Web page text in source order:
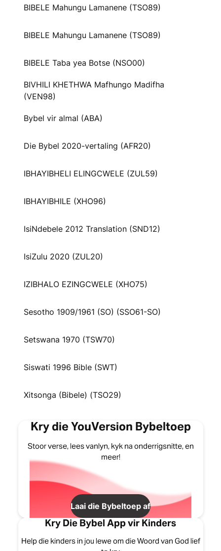
BIBELE Mahungu Lamanene (TSO89)
BIBELE Mahungu Lamanene (TSO89)
BIBELE Taba yea Botse (NSO00)
BIVHILI KHETHWA Mafhungo Madifha
(VEN98)
Bybel vir almal (ABA)
Die Bybel 2020-vertaling (AFR20)
IBHAYIBHELI ELINGCWELE (ZUL59)
IBHAYIBHILE (XHO96)
IsiNdebele 2012 Translation (SND12)
IsiZulu 2020 (ZUL20)
IZIBHALO EZINGCWELE (XHO75)
Sesotho 1909/1961 (SO) (SSO61-SO)
Setswana 1970 (TSW70)
Siswati 1996 Bible (SWT)
Xitsonga (Bibele) (TSO29)
Kry die YouVersion Bybeltoep
Stoor verse, lees vanlyn, kyk na onderrigsnitte, en
meer!
Laai die Bybeltoep af
Kry Die Bybel App vir Kinders
Help die kinders in jou lewe om die Woord van God lief